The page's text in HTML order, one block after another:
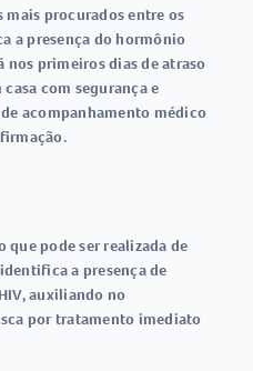
mais procurados entre os
a presença do hormônio
nos primeiros dias de atraso
com segurança e
acompanhamento médico
que pode ser realizada de
a presença de
auxiliando no
por tratamento imediato